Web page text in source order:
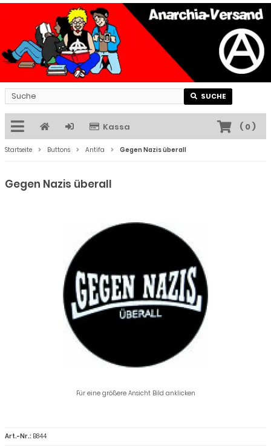
SUCHE
Kassa ( 0)
Startseite Buttons Antifa Gegen Nazis überall
Gegen Nazis überall
Für eine größere Ansicht Bild anklicken
Art.-Nr.: B844